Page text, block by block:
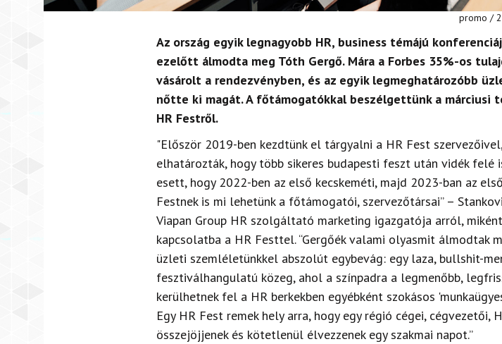
promo /
Az ország egyik legnagyobb HR, business témájú
ezelőtt álmodta meg Tóth Gergő. Mára a Forbes 35%-os
vásárolt a rendezvényben, és az egyik legmeghatározóbb
nőtte ki magát. A főtámogatókkal beszélgettünk a márciusi
HR Festről.
"Először 2019-ben kezdtünk el tárgyalni a HR Fest
elhatározták, hogy több sikeres budapesti feszt után vidék felé
esett, hogy 2022-ben az első kecskeméti, majd 2023-ban az
Festnek is mi lehetünk a főtámogatói, szervezőtársai” –
Viapan Group HR szolgáltató marketing igazgatója arról,
kapcsolatba a HR Festtel. “Gergőék valami olyasmit álmodtak
üzleti szemléletünkkel abszolút egybevág: egy laza, bullshit-
fesztiválhangulatú közeg, ahol a színpadra a legmenőbb,
kerülhetnek fel a HR berkekben egyébként szokásos
Egy HR Fest remek hely arra, hogy egy régió cégei, cégvezetői,
összejöjjenek és kötetlenül élvezzenek egy szakmai napot.”